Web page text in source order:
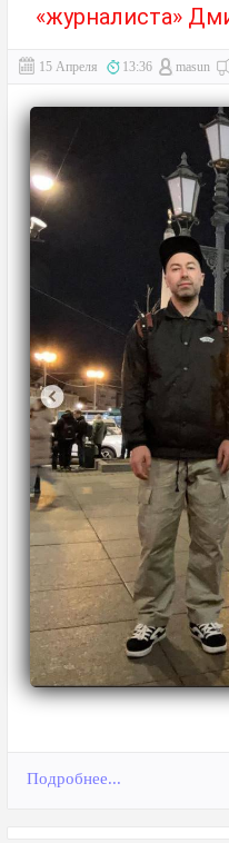
«журналиста»
15 Апреля 13:36 masun
Подробнее...